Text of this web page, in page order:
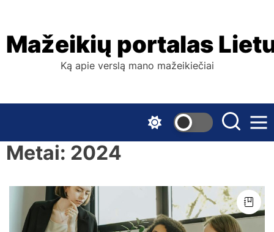
the
content
Mažeikių portalas
Ką apie verslą mano mažeikiečiai
Metai: 2024